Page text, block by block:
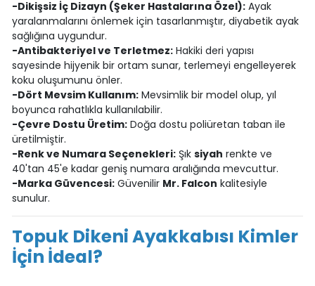
-Dikişsiz İç Dizayn (Şeker Hastalarına Özel):Ayak
yaralanmalarını önlemek için tasarlanmıştır, diyabetik ayak
sağlığına uygundur.
-Antibakteriyel ve Terletmez:Hakiki deri yapısı
sayesinde hijyenik bir ortam sunar, terlemeyi engelleyerek
koku oluşumunu önler.
-Dört Mevsim Kullanım:Mevsimlik bir model olup, yıl
boyunca rahatlıkla kullanılabilir.
-Çevre Dostu Üretim:Doğa dostu poliüretan taban ile
üretilmiştir.
-Renk ve Numara Seçenekleri:Şık siyah renkte ve
40'tan 45'e kadar geniş numara aralığında mevcuttur.
-Marka Güvencesi:Güvenilir Mr. Falcon kalitesiyle
sunulur.
Topuk Dikeni Ayakkabısı Kimler
İçin İdeal?